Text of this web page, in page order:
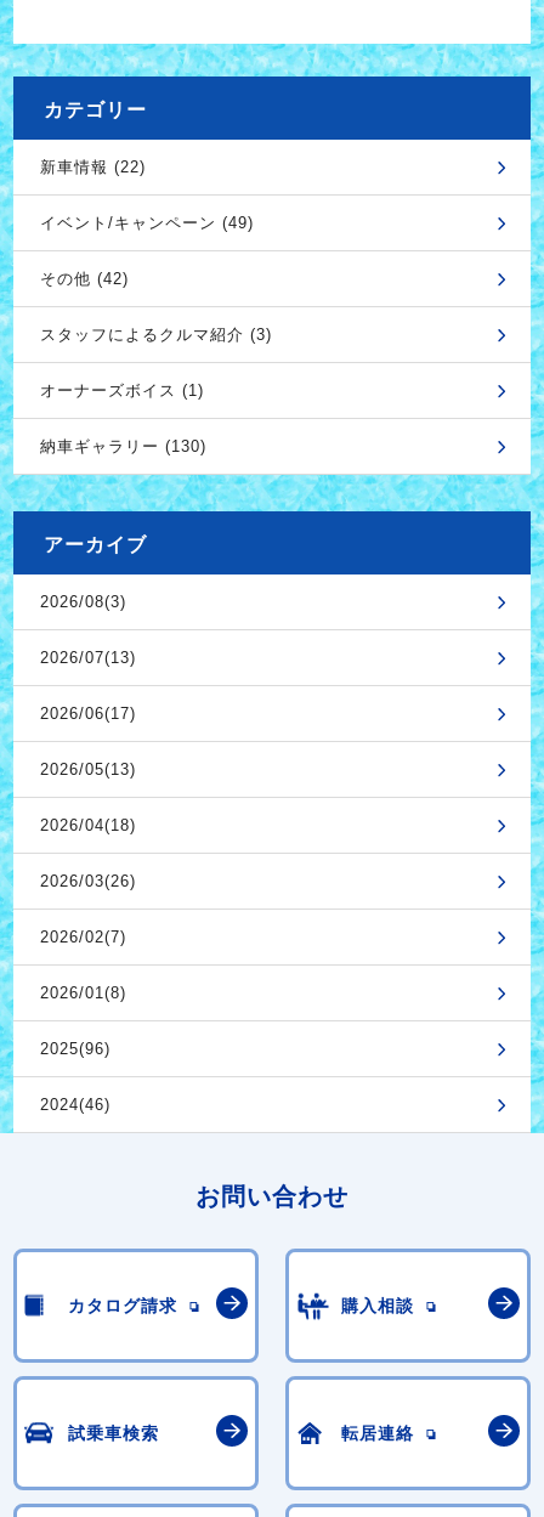
カテゴリー
新車情報 (22)
イベント/キャンペーン (49)
その他 (42)
スタッフによるクルマ紹介 (3)
オーナーズボイス (1)
納車ギャラリー (130)
アーカイブ
2026/08(3)
2026/07(13)
2026/06(17)
2026/05(13)
2026/04(18)
2026/03(26)
2026/02(7)
2026/01(8)
2025(96)
2024(46)
お問い合わせ
カタログ請求 購入相談
試乗車検索 転居連絡